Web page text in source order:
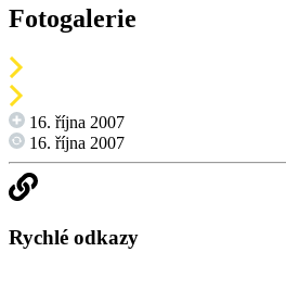
Fotogalerie
16. října 2007
16. října 2007
Rychlé odkazy